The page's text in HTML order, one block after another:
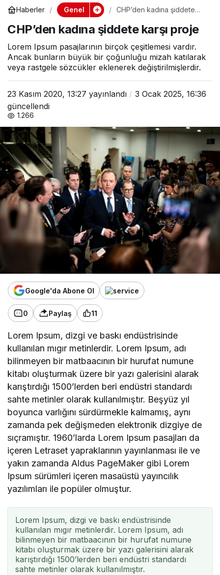
Haberler Genel
CHP’den kadına şiddete
CHP’den kadına şiddete karşı proje
Lorem Ipsum pasajlarının birçok çeşitlemesi vardır.
Ancak bunların büyük bir çoğunluğu mizah katılarak
veya rastgele sözcükler eklenerek değiştirilmişlerdir.
23 Kasım 2020, 13:27 yayınlandı
3 Ocak 2025, 16:36
güncellendi
1.266
Google'da Abone Ol
0 Paylaş 11
Lorem Ipsum, dizgi ve baskı endüstrisinde
kullanılan mıgır metinlerdir. Lorem Ipsum, adı
bilinmeyen bir matbaacının bir hurufat numune
kitabı oluşturmak üzere bir yazı galerisini alarak
karıştırdığı 1500’lerden beri endüstri standardı
sahte metinler olarak kullanılmıştır. Beşyüz yıl
boyunca varlığını sürdürmekle kalmamış, aynı
zamanda pek değişmeden elektronik dizgiye de
sıçramıştır. 1960’larda Lorem Ipsum pasajları da
içeren Letraset yapraklarının yayınlanması ile ve
yakın zamanda Aldus PageMaker gibi Lorem
Ipsum sürümleri içeren masaüstü yayıncılık
yazılımları ile popüler olmuştur.
Lorem Ipsum, dizgi ve baskı endüstrisinde
kullanılan mıgır metinlerdir. Lorem Ipsum, adı
bilinmeyen bir matbaacının bir hurufat numune
kitabı oluşturmak üzere bir yazı galerisini alarak
karıştırdığı 1500’lerden beri endüstri standardı
sahte metinler olarak kullanılmıştır.